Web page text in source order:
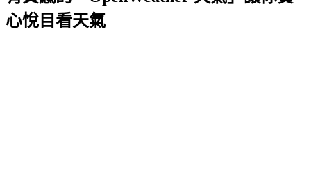
心悅目看天氣